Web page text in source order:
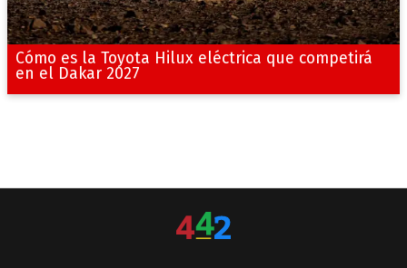
Cómo es la Toyota Hilux eléctrica que competirá
en el Dakar 2027